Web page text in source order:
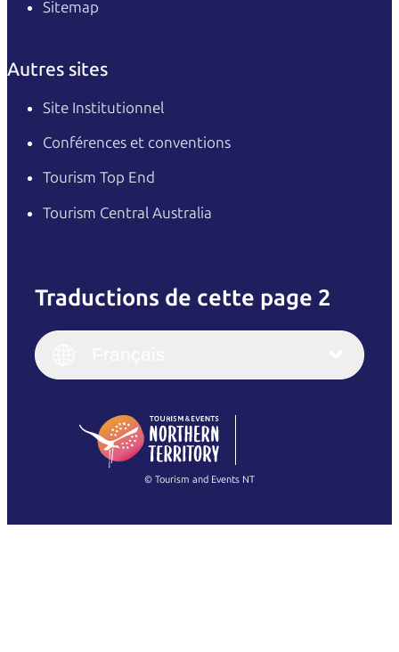
Sitemap
Autres sites
Site Institutionnel
Conférences et conventions
Tourism Top End
Tourism Central Australia
Traductions de cette page 2
English
(Singapore)
Français
Italiano
繁體中文
© Tourism and Events NT